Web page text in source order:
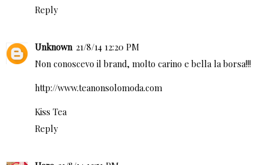
Reply
Unknown 21/8/14 12:20 PM
Non conoscevo il brand, molto carino e bella la borsa!!!
http://www.teanonsolomoda.com
Kiss Tea
Reply